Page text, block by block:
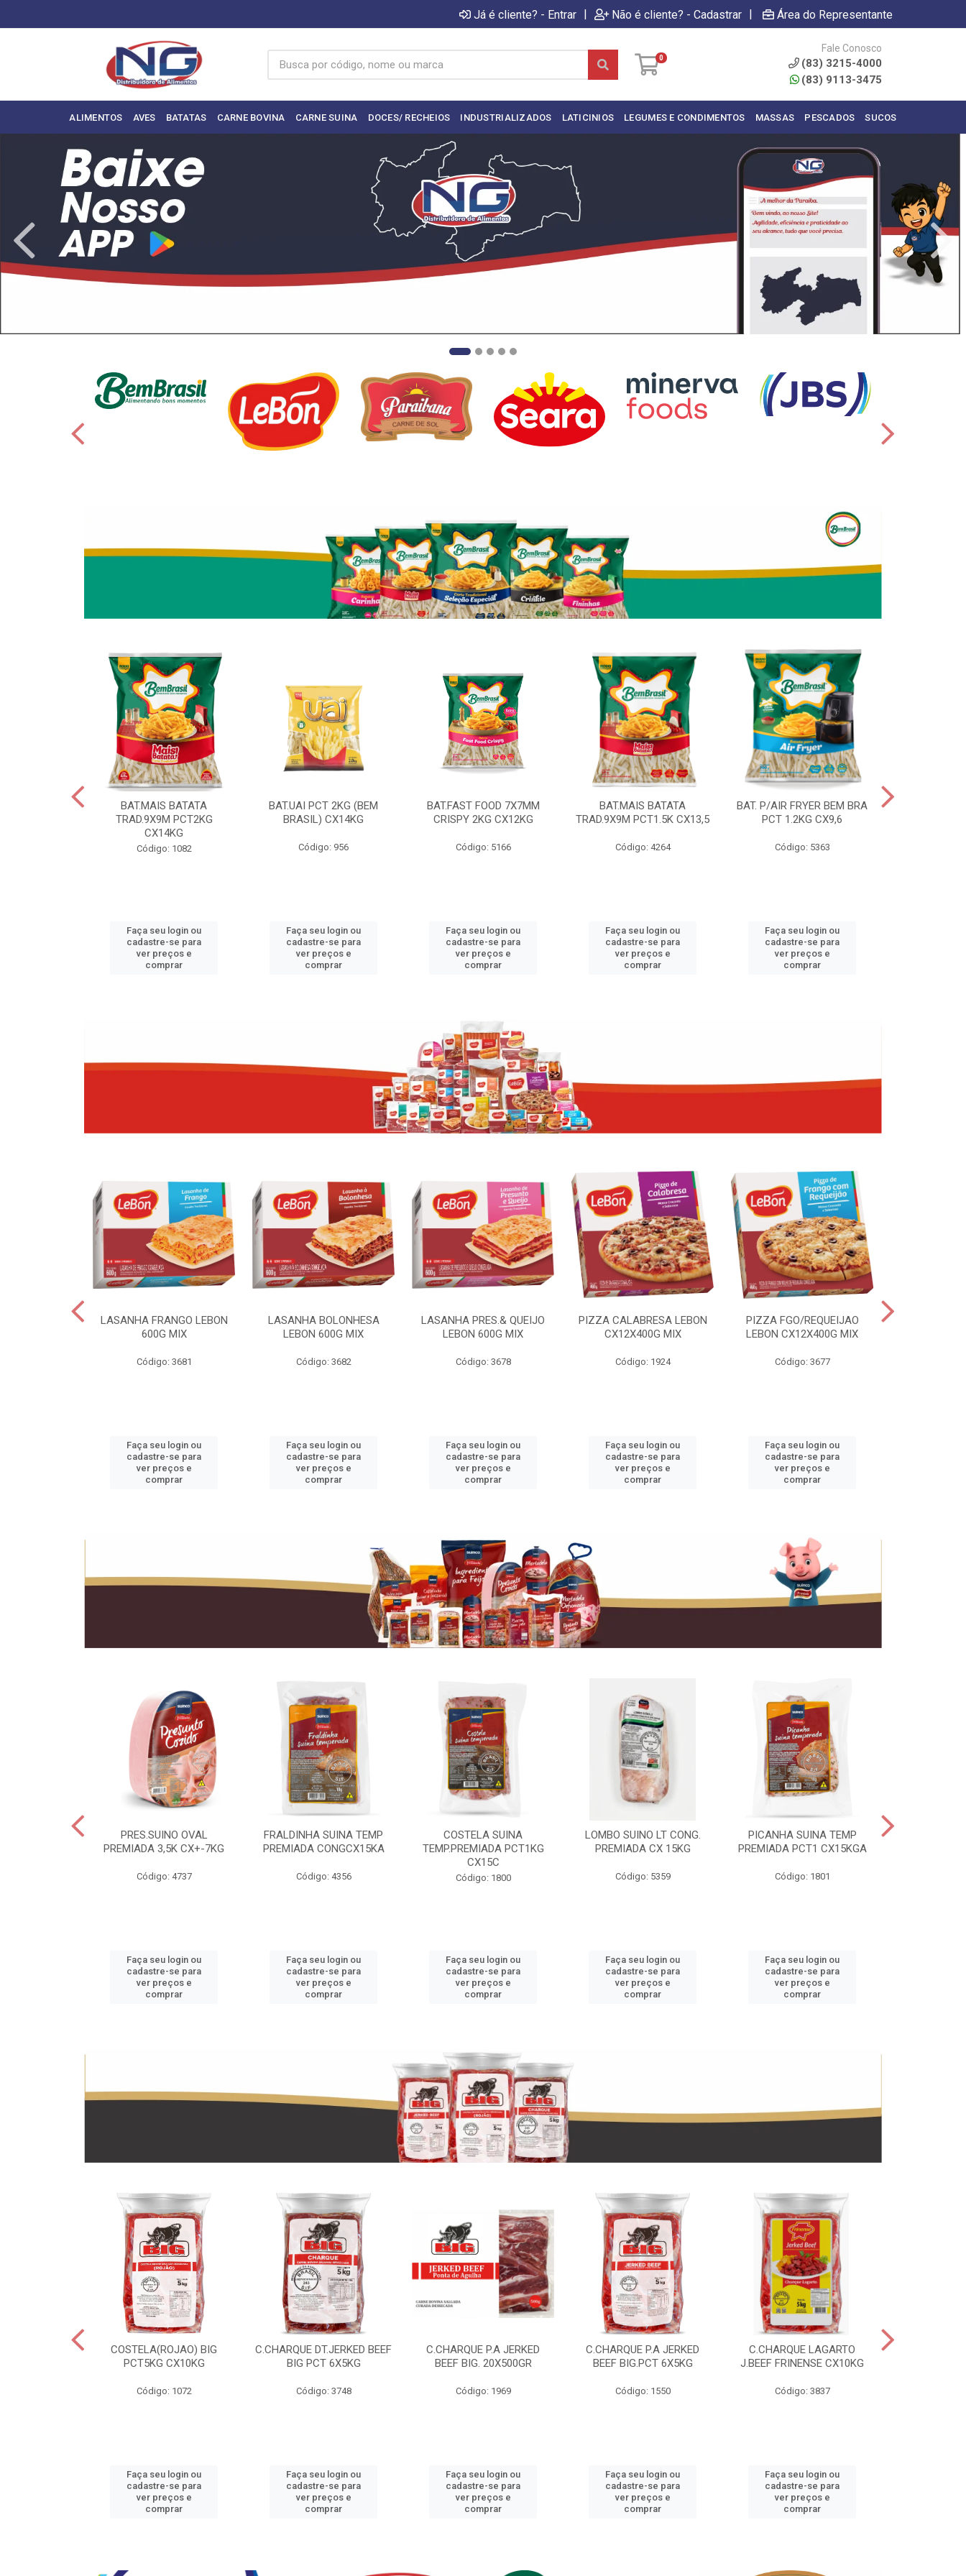
Já é cliente? - Entrar | Não é cliente? - Cadastrar | Área do Representante
0
Fale Conosco
(83) 3215-4000
(83) 9113-3475
ALIMENTOS AVES BATATAS CARNE BOVINA CARNE SUINA DOCES/ RECHEIOS INDUSTRIALIZADOS LATICINIOS LEGUMES E CONDIMENTOS MASSAS PESCADOS SUCOS
BAT.MAIS BATATA
TRAD.9X9M PCT2KG
CX14KG
Código: 1082
Faça seu login ou
cadastre-se para
ver preços e
comprar
BAT.UAI PCT 2KG (BEM
BRASIL) CX14KG
Código: 956
Faça seu login ou
cadastre-se para
ver preços e
comprar
BAT.FAST FOOD 7X7MM
CRISPY 2KG CX12KG
Código: 5166
Faça seu login ou
cadastre-se para
ver preços e
comprar
BAT.MAIS BATATA
TRAD.9X9M PCT1.5K CX13,5
Código: 4264
Faça seu login ou
cadastre-se para
ver preços e
comprar
BAT. P/AIR FRYER BEM BRA
PCT 1.2KG CX9,6
Código: 5363
Faça seu login ou
cadastre-se para
ver preços e
comprar
LASANHA FRANGO LEBON
600G MIX
Código: 3681
Faça seu login ou
cadastre-se para
ver preços e
comprar
LASANHA BOLONHESA
LEBON 600G MIX
Código: 3682
Faça seu login ou
cadastre-se para
ver preços e
comprar
LASANHA PRES.& QUEIJO
LEBON 600G MIX
Código: 3678
Faça seu login ou
cadastre-se para
ver preços e
comprar
PIZZA CALABRESA LEBON
CX12X400G MIX
Código: 1924
Faça seu login ou
cadastre-se para
ver preços e
comprar
PIZZA FGO/REQUEIJAO
LEBON CX12X400G MIX
Código: 3677
Faça seu login ou
cadastre-se para
ver preços e
comprar
PRES.SUINO OVAL
PREMIADA 3,5K CX+-7KG
Código: 4737
Faça seu login ou
cadastre-se para
ver preços e
comprar
FRALDINHA SUINA TEMP
PREMIADA CONGCX15KA
Código: 4356
Faça seu login ou
cadastre-se para
ver preços e
comprar
COSTELA SUINA
TEMP.PREMIADA PCT1KG
CX15C
Código: 1800
Faça seu login ou
cadastre-se para
ver preços e
comprar
LOMBO SUINO LT CONG.
PREMIADA CX 15KG
Código: 5359
Faça seu login ou
cadastre-se para
ver preços e
comprar
PICANHA SUINA TEMP
PREMIADA PCT1 CX15KGA
Código: 1801
Faça seu login ou
cadastre-se para
ver preços e
comprar
COSTELA(ROJAO) BIG
PCT5KG CX10KG
Código: 1072
Faça seu login ou
cadastre-se para
ver preços e
comprar
C.CHARQUE DT.JERKED BEEF
BIG PCT 6X5KG
Código: 3748
Faça seu login ou
cadastre-se para
ver preços e
comprar
C.CHARQUE P.A JERKED
BEEF BIG. 20X500GR
Código: 1969
Faça seu login ou
cadastre-se para
ver preços e
comprar
C.CHARQUE P.A JERKED
BEEF BIG.PCT 6X5KG
Código: 1550
Faça seu login ou
cadastre-se para
ver preços e
comprar
C.CHARQUE LAGARTO
J.BEEF FRINENSE CX10KG
Código: 3837
Faça seu login ou
cadastre-se para
ver preços e
comprar